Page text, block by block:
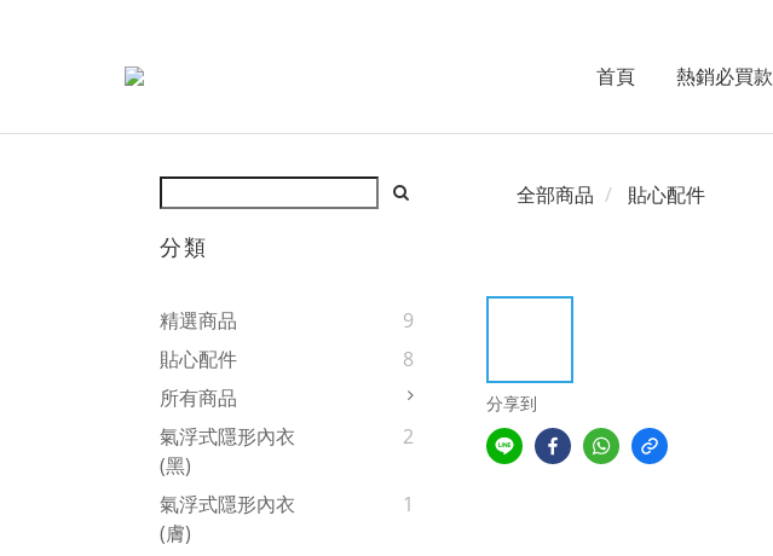
首頁 熱銷必買款
分類
精選商品
9
貼心配件
8
所有商品
氣浮式隱形內衣
(黑)
2
氣浮式隱形內衣
(膚)
1
全部商品 貼心配件
分享到